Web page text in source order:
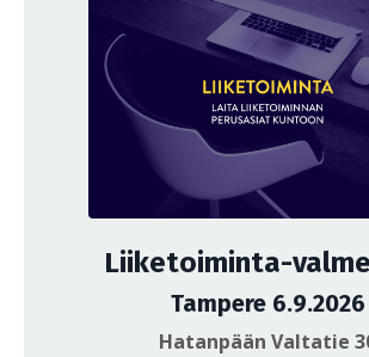
Liiketoiminta-
Tampere 6.9.2026
Hatanpään Valtatie